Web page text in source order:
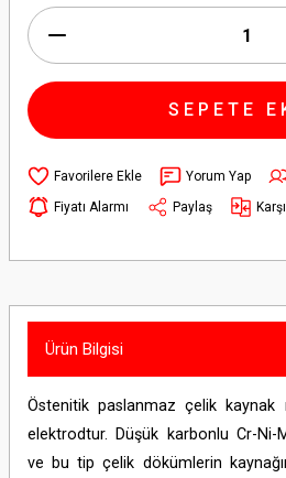
SEPETE
Yorum Yap
Fiyatı Alarmı
Paylaş
Ürün Bilgisi
Östenitik paslanmaz çelik
elektrodtur. Düşük karbonlu Cr-Ni-
ve bu tip çelik dökümlerin